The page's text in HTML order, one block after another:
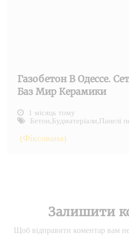
Газобетон В Одессе.
Баз Мир Керамики
1 місяць тому
Бетон,Будматеріали,Панелі
(Фіксована)
Залишити
Щоб відправити коментар вам